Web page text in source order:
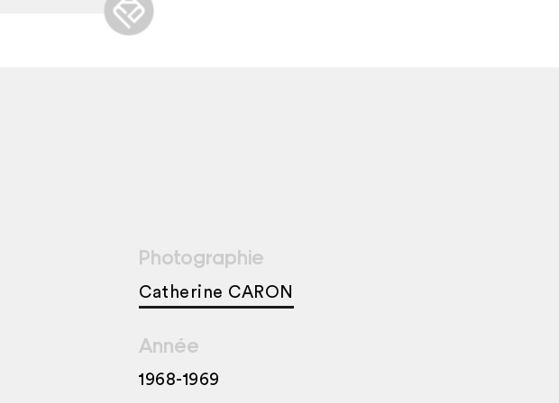
Photographie
Catherine CARON
Année
1968-1969